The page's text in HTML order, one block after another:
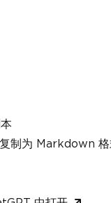
Renderer
with distinct
Names
)
制为 Markdown